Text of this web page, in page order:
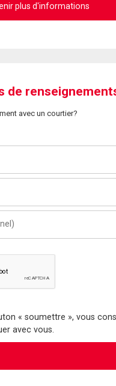
plus d'informations
de
avec un courtier?
« soumettre », vous
avec vous.